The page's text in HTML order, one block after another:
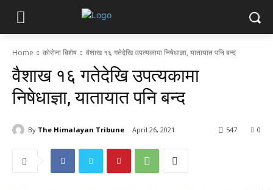
Home कोरोना बिशेष वैशाख १६ गतेदेखि उपत्यकामा निषेधाज्ञा, यातायात पनि बन्द
वैशाख १६ गतेदेखि उपत्यकामा
निषेधाज्ञा, यातायात पनि बन्द
By The Himalayan Tribune April 26, 2021 0
547